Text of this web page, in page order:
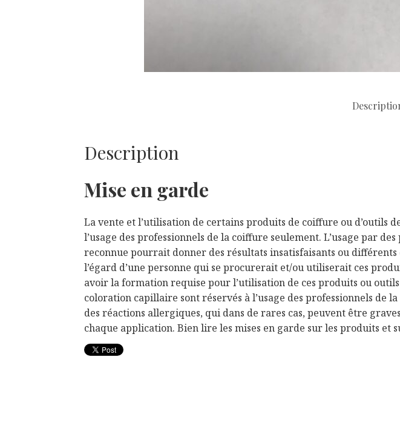
Description
Mise en garde
La vente et l’utilisation de certains produits de coiffure ou d’outils
l’usage des professionnels de la coiffure seulement. L’usage par
reconnue pourrait donner des résultats insatisfaisants ou différents
l’égard d’une personne qui se procurerait et/ou utiliserait ces
avoir la formation requise pour l’utilisation de ces produits ou
coloration capillaire sont réservés à l’usage des professionnels
des réactions allergiques, qui dans de rares cas, peuvent être
chaque application. Bien lire les mises en garde sur les produits et